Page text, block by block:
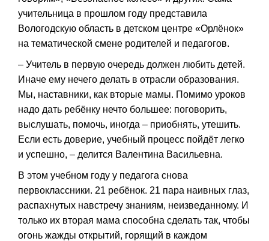
учительница в прошлом году представила
Вологодскую область в детском центре «Орлёнок»
на тематической смене родителей и педагогов.
– Учитель в первую очередь должен любить детей.
Иначе ему нечего делать в отрасли образования.
Мы, наставники, как вторые мамы. Помимо уроков
надо дать ребёнку нечто большее: поговорить,
выслушать, помочь, иногда – приобнять, утешить.
Если есть доверие, учебный процесс пойдёт легко
и успешно, – делится Валентина Васильевна.
В этом учебном году у педагога снова
первоклассники. 21 ребёнок. 21 пара наивных глаз,
распахнутых навстречу знаниям, неизведанному. И
только их вторая мама способна сделать так, чтобы
огонь жажды открытий, горящий в каждом